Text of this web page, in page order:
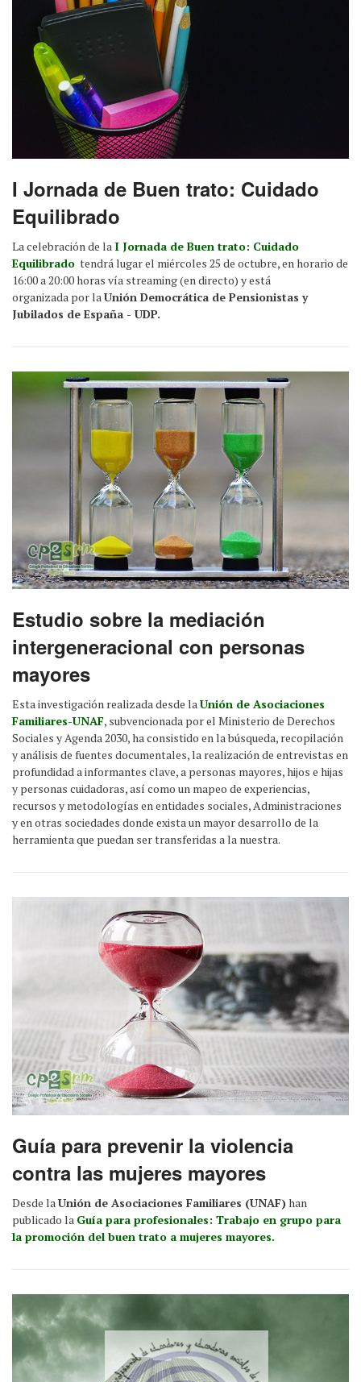
I Jornada de Buen trato: Cuidado
Equilibrado
La celebración de la I Jornada de Buen trato: Cuidado
Equilibrado tendrá lugar el miércoles 25 de octubre, en horario de
16:00 a 20:00 horas vía streaming (en directo) y está
organizada por laUnión Democrática de Pensionistas y
Jubilados de España - UDP.
Estudio sobre la mediación
intergeneracional con personas
mayores
Esta investigación realizada desde laUnión de Asociaciones
Familiares-UNAF, subvencionada por el Ministerio de Derechos
Sociales y Agenda 2030, ha consistido en la búsqueda, recopilación
y análisis de fuentes documentales, la realización de entrevistas en
profundidad a informantes clave, a personas mayores, hijos e hijas
y personas cuidadoras, así como un mapeo de experiencias,
recursos y metodologías en entidades sociales, Administraciones
y en otras sociedades donde exista un mayor desarrollo de la
herramienta que puedan ser transferidas a la nuestra.
Guía para prevenir la violencia
contra las mujeres mayores
Desde laUnión de Asociaciones Familiares (UNAF)han
publicado la Guía para profesionales: Trabajo en grupo para
la promoción del buen trato a mujeres mayores.